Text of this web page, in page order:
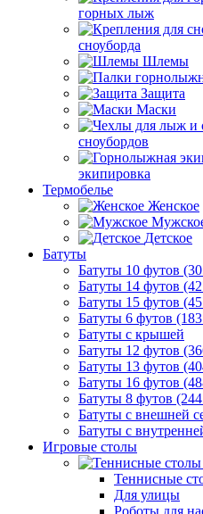
горных лыж
сноуборда
Шлемы
Защита
Маски
сноубордов
экипировка
Термобелье
Женское
Детское
Батуты
Батуты 10 футов
Батуты 14 футов
Батуты 15 футов
Батуты 6 футов
Батуты с крышей
Батуты 12 футов
Батуты 13 футов
Батуты 16 футов
Батуты 8 футов
Батуты с внешней
Батуты с
Игровые столы
Теннисные
Для улицы
Роботы для